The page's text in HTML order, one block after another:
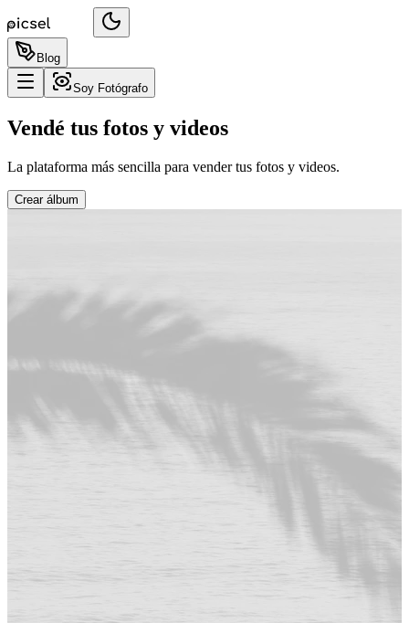
Blog
Soy Fotógrafo
Vendé tus fotos y videos
La plataforma más sencilla para vender tus fotos y videos.
Crear álbum